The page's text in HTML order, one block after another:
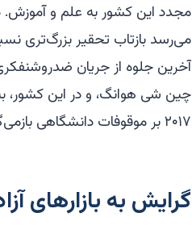
مجدد این کشور به علم و
می‌رسد بازتاب تحقیر بزرگ‌تری
آخرین جلوه از جریان
چین شی هوانگ، و در این
۲۰۱۷ بر موقوفات دانشگاهی بازمی‌گردد.
گرایش به بازارهای